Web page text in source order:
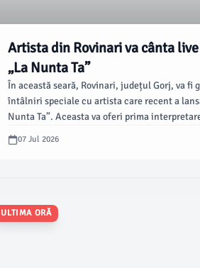
Artista din Rovinari va cânta
„La Nunta Ta”
În această seară, Rovinari, județul Gorj, va fi
întâlniri speciale cu artista care recent a
Nunta Ta”. Aceasta va oferi prima
melodiei în localitatea unde a copilărit fostul
Valentin Sanfira.
07 Jul 2026
ULTIMA ORĂ